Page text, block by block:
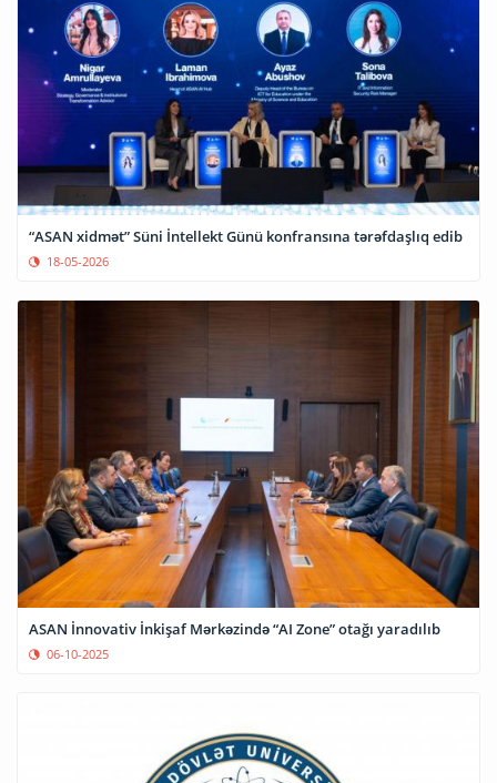
“ASAN xidmət” Süni İntellekt Günü konfransına tərəfdaşlıq edib
18-05-2026
ASAN İnnovativ İnkişaf Mərkəzində “AI Zone” otağı yaradılıb
06-10-2025